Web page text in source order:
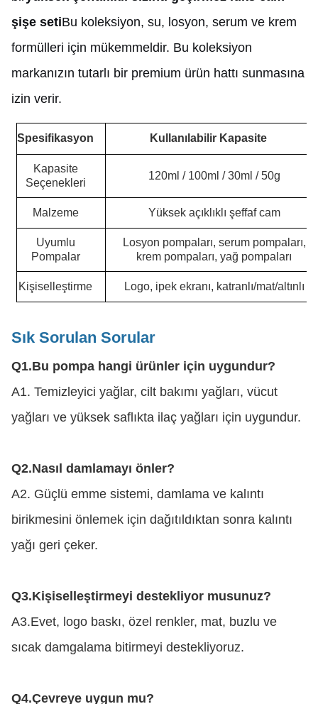
şişe setiBu koleksiyon, su, losyon, serum ve krem
formülleri için mükemmeldir. Bu koleksiyon
markanızın tutarlı bir premium ürün hattı sunmasına
izin verir.
Spesifikasyon Kullanılabilir Kapasite
Kapasite
Seçenekleri
120ml / 100ml / 30ml / 50g
Malzeme Yüksek açıklıklı şeffaf cam
Uyumlu
Pompalar
Losyon pompaları, serum pompaları,
krem pompaları, yağ pompaları
Kişiselleştirme Logo, ipek ekranı, katranlı/mat/altınlı
Sık Sorulan Sorular
Q1.Bu pompa hangi ürünler için uygundur?
A1. Temizleyici yağlar, cilt bakımı yağları, vücut
yağları ve yüksek saflıkta ilaç yağları için uygundur.
Q2.Nasıl damlamayı önler?
A2. Güçlü emme sistemi, damlama ve kalıntı
birikmesini önlemek için dağıtıldıktan sonra kalıntı
yağı geri çeker.
Q3.Kişiselleştirmeyi destekliyor musunuz?
A3.Evet, logo baskı, özel renkler, mat, buzlu ve
sıcak damgalama bitirmeyi destekliyoruz.
Q4.Çevreye uygun mu?